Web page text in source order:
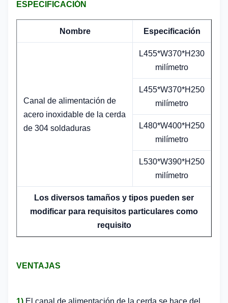
ESPECIFICACIÓN
Nombre Especificación
Canal de alimentación de
acero inoxidable de la cerda
de 304 soldaduras
L455*W370*H230
milímetro
L455*W370*H250
milímetro
L480*W400*H250
milímetro
L530*W390*H250
milímetro
Los diversos tamaños y tipos pueden ser
modificar para requisitos particulares como
requisito
VENTAJAS
1) El canal de alimentación de la cerda se hace del